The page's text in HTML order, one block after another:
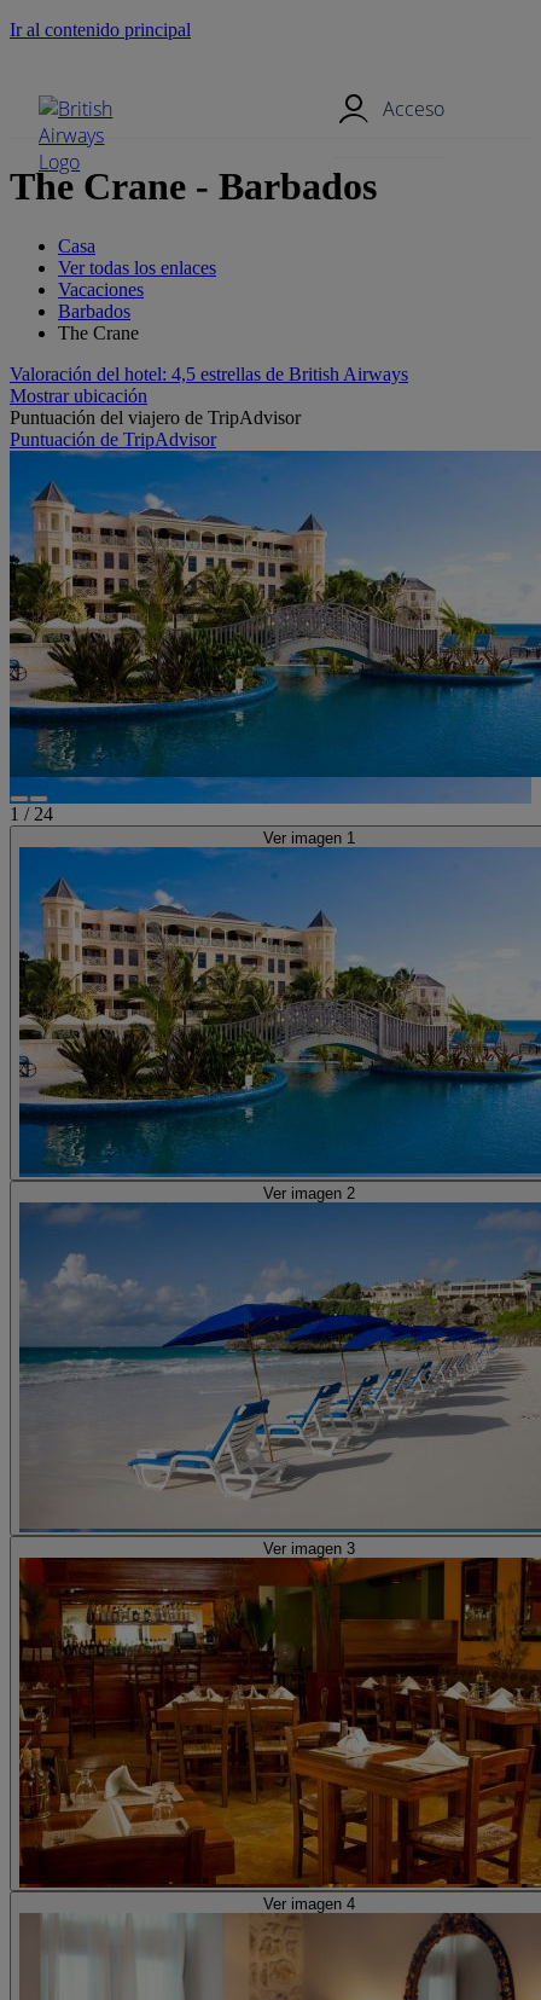
Ir al contenido principal
Acceso
The Crane - Barbados
Casa
Ver todas los enlaces
Vacaciones
Barbados
The Crane
Valoración del hotel: 4,5 estrellas de British Airways
Mostrar ubicación
Puntuación del viajero de TripAdvisor
Puntuación de TripAdvisor
1 / 24
Ver imagen 1
Ver imagen 2
Ver imagen 3
Ver imagen 4